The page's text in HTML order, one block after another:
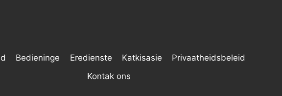
Bedieninge Eredienste Katkisasie
Privaatheidsbeleid
Kontak ons